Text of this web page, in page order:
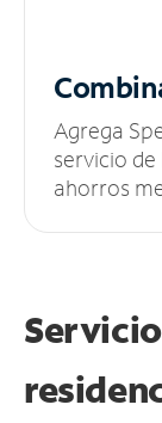
Agrega
servicio
ahorros